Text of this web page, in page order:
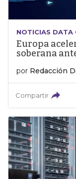
NOTICIAS DATA
Europa
soberana
por Redacción
Compartir